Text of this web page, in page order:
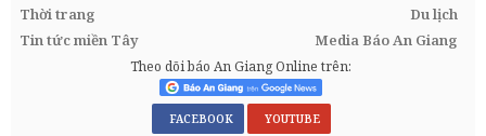
Thời trang
Du lịch
Tin tức miền Tây
Media Báo An Giang
Theo dõi báo An Giang Online trên:
FACEBOOK YOUTUBE